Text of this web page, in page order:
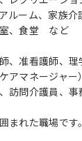
ルーム、家族介
、食堂 など
、准看護師、
アマネージャー
訪問介護員、
れた職場です。